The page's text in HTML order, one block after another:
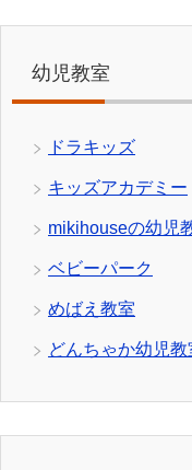
幼児教室
ドラキッズ
キッズアカデミー
mikihouseの幼児
ベビーパーク
めばえ教室
どんちゃか幼児教